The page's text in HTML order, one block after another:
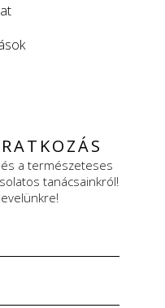
a természeteses
tanácsainkról!